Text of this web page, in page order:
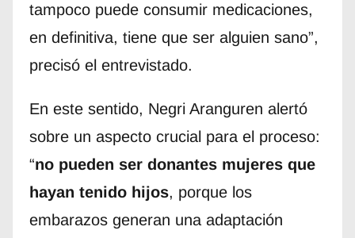
tampoco puede consumir medicaciones,
en definitiva, tiene que ser alguien sano”,
precisó el entrevistado.
En este sentido, Negri Aranguren alertó
sobre un aspecto crucial para el proceso:
“no pueden ser donantes mujeres que
hayan tenido hijos, porque los
embarazos generan una adaptación